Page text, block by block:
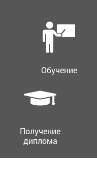
Обучение
Получение
диплома